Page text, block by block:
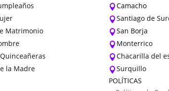
Matrimonio
la Madre
Camacho
Santiago de
San Borja
 Monterrico
Chacarilla del
Surquillo
POLÍTICAS